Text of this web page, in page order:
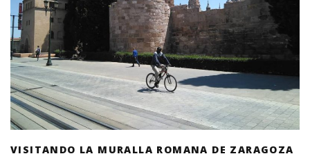
VISITANDO LA MURALLA ROMANA DE ZARAGOZA